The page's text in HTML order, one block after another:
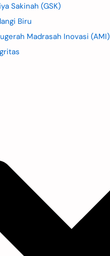
Sakinah (GSK)
Biru
Madrasah Inovasi (AMI)